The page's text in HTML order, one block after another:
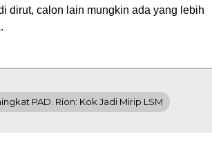
dirut, calon lain mungkin ada yang lebih
PAD. Rion: Kok Jadi Mirip LSM